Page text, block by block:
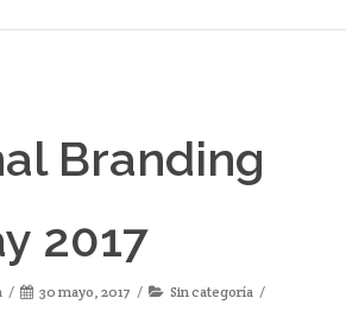
Branding
2017
30 mayo, 2017
Sin categoría